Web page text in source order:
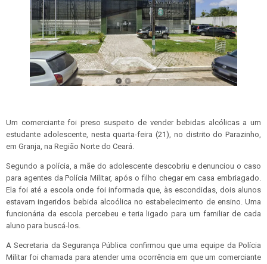
Um comerciante foi preso suspeito de vender bebidas alcólicas a um
estudante adolescente, nesta quarta-feira (21), no distrito do Parazinho,
em Granja, na Região Norte do Ceará.
Segundo a polícia, a mãe do adolescente descobriu e denunciou o caso
para agentes da Polícia Militar, após o filho chegar em casa embriagado.
Ela foi até a escola onde foi informada que, às escondidas, dois alunos
estavam ingeridos bebida alcoólica no estabelecimento de ensino. Uma
funcionária da escola percebeu e teria ligado para um familiar de cada
aluno para buscá-los.
A Secretaria da Segurança Pública confirmou que uma equipe da Polícia
Militar foi chamada para atender uma ocorrência em que um comerciante